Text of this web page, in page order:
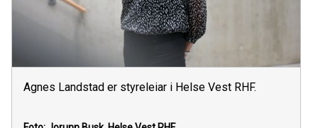
Agnes Landstad er styreleiar i Helse Vest RHF.